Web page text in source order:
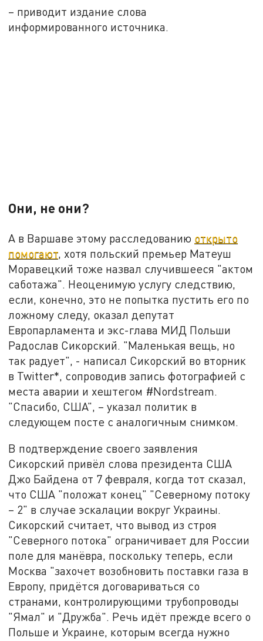
– приводит издание слова
информированного источника.
Они, не они?
А в Варшаве этому расследованию открыто
помогают , хотя польский премьер Матеуш
Моравецкий тоже назвал случившееся "актом
саботажа". Неоценимую услугу следствию,
если, конечно, это не попытка пустить его по
ложному следу, оказал депутат
Европарламента и экс-глава МИД Польши
Радослав Сикорский. "Маленькая вещь, но
так радует", - написал Сикорский во вторник
в Twitter*, сопроводив запись фотографией с
места аварии и хештегом #Nordstream.
"Спасибо, США", – указал политик в
следующем посте с аналогичным снимком.
В подтверждение своего заявления
Сикорский привёл слова президента США
Джо Байдена от 7 февраля, когда тот сказал,
что США "положат конец" "Северному потоку
– 2" в случае эскалации вокруг Украины.
Сикорский считает, что вывод из строя
"Северного потока" ограничивает для России
поле для манёвра, поскольку теперь, если
Москва "захочет возобновить поставки газа в
Европу, придётся договариваться со
странами, контролирующими трубопроводы
"Ямал" и "Дружба". Речь идёт прежде всего о
Польше и Украине, которым всегда нужно